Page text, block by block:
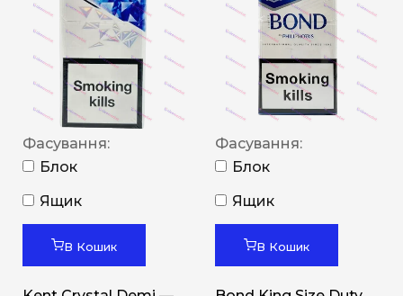
Фасування:
Блок
Ящик
В Кошик
Фасування:
Блок
Ящик
В Кошик